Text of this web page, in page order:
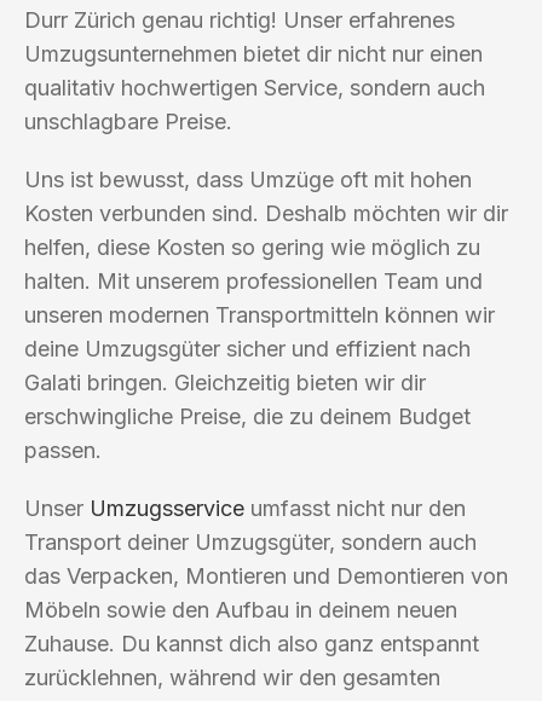
Durr Zürich genau richtig! Unser erfahrenes
Umzugsunternehmen bietet dir nicht nur einen
qualitativ hochwertigen Service, sondern auch
unschlagbare Preise.
Uns ist bewusst, dass Umzüge oft mit hohen
Kosten verbunden sind. Deshalb möchten wir dir
helfen, diese Kosten so gering wie möglich zu
halten. Mit unserem professionellen Team und
unseren modernen Transportmitteln können wir
deine Umzugsgüter sicher und effizient nach
Galati bringen. Gleichzeitig bieten wir dir
erschwingliche Preise, die zu deinem Budget
passen.
Unser Umzugsservice umfasst nicht nur den
Transport deiner Umzugsgüter, sondern auch
das Verpacken, Montieren und Demontieren von
Möbeln sowie den Aufbau in deinem neuen
Zuhause. Du kannst dich also ganz entspannt
zurücklehnen, während wir den gesamten